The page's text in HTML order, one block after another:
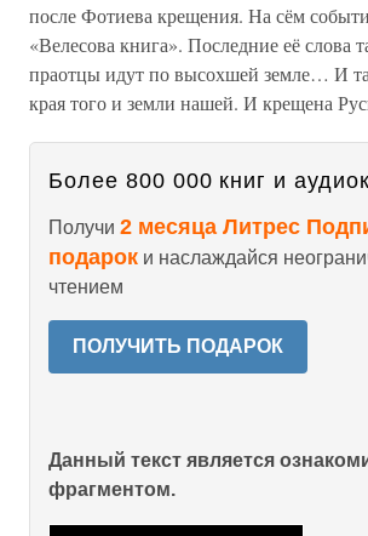
после Фотиева крещения. На сём
«Велесова книга». Последние её слова
праотцы идут по высохшей земле… И
края того и земли нашей. И крещена
Более 800 000 книг и
Получи 2 месяца Литрес
подарок и наслаждайся
чтением
ПОЛУЧИТЬ ПОДАРОК
Данный текст является
фрагментом.